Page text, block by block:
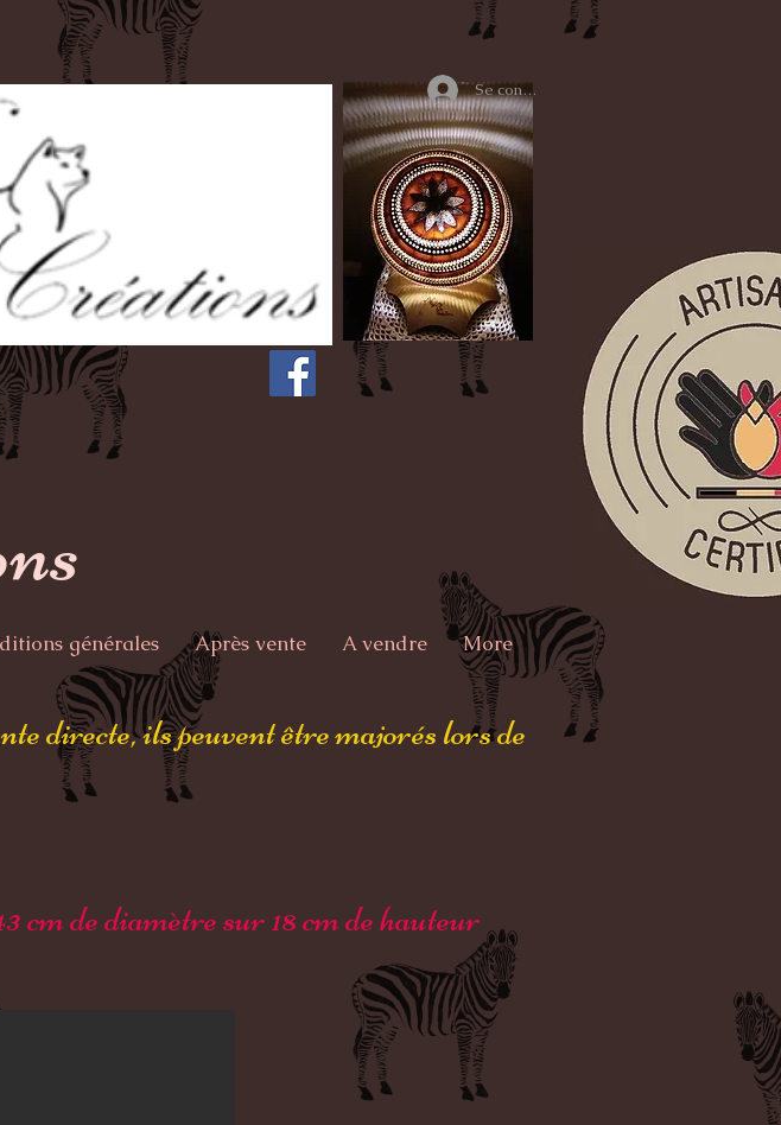
Se connecter
générales Après vente A vendre More
directe, ils peuvent être majorés lors de
de diamètre sur 18 cm de hauteur